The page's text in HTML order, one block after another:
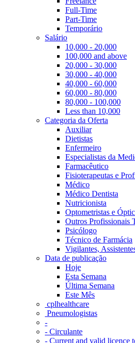
Full-Time
Part-Time
Temporário
Salário
10,000 - 20,000
100,000 and above
20,000 - 30,000
30,000 - 40,000
40,000 - 60,000
60,000 - 80,000
80,000 - 100,000
Less than 10,000
Categoria da Oferta
Auxiliar
Dietistas
Enfermeiro
Especialistas da
Farmacêutico
Fisioterapeutas e
Médico
Médico Dentista
Nutricionista
Optometristas e
Outros Profissionais
Psicólogo
Técnico de Farmácia
Vigilantes,
Data de publicação
Hoje
Esta Semana
Última Semana
Este Mês
‎ cplhealthcare‬
Pneumologistas
-
- Circulante
- Current and valid licence